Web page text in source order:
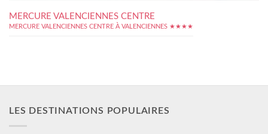
MERCURE VALENCIENNES CENTRE
MERCURE VALENCIENNES CENTRE À VALENCIENNES ★★★★
LES DESTINATIONS POPULAIRES